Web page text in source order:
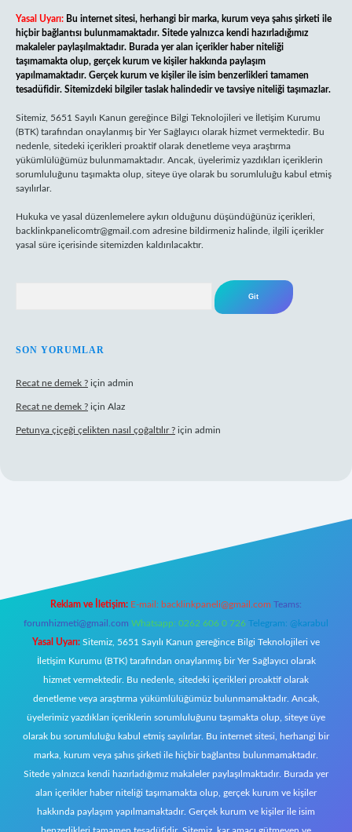
Yasal Uyarı: Bu internet sitesi, herhangi bir marka, kurum veya şahıs şirketi ile
hiçbir bağlantısı bulunmamaktadır. Sitede yalnızca kendi hazırladığımız
makaleler paylaşılmaktadır. Burada yer alan içerikler haber niteliği
taşımamakta olup, gerçek kurum ve kişiler hakkında paylaşım
yapılmamaktadır. Gerçek kurum ve kişiler ile isim benzerlikleri tamamen
tesadüfidir. Sitemizdeki bilgiler taslak halindedir ve tavsiye niteliği taşımazlar.
Sitemiz, 5651 Sayılı Kanun gereğince Bilgi Teknolojileri ve İletişim Kurumu
(BTK) tarafından onaylanmış bir Yer Sağlayıcı olarak hizmet vermektedir. Bu
nedenle, sitedeki içerikleri proaktif olarak denetleme veya araştırma
yükümlülüğümüz bulunmamaktadır. Ancak, üyelerimiz yazdıkları içeriklerin
sorumluluğunu taşımakta olup, siteye üye olarak bu sorumluluğu kabul etmiş
sayılırlar.
Hukuka ve yasal düzenlemelere aykırı olduğunu düşündüğünüz içerikleri,
backlinkpanelicomtr@gmail.com adresine bildirmeniz halinde, ilgili içerikler
yasal süre içerisinde sitemizden kaldırılacaktır.
SON YORUMLAR
Recat ne demek ? için admin
Recat ne demek ? için Alaz
Petunya çiçeği çelikten nasıl çoğaltılır ? için admin
Reklam ve İletişim: E-mail: backlinkpaneli@gmail.com Teams:
forumhizmeti@gmail.com Whatsapp: 0262 606 0 726 Telegram: @karabul
Yasal Uyarı: Sitemiz, 5651 Sayılı Kanun gereğince Bilgi Teknolojileri ve
İletişim Kurumu (BTK) tarafından onaylanmış bir Yer Sağlayıcı olarak
hizmet vermektedir. Bu nedenle, sitedeki içerikleri proaktif olarak
denetleme veya araştırma yükümlülüğümüz bulunmamaktadır. Ancak,
üyelerimiz yazdıkları içeriklerin sorumluluğunu taşımakta olup, siteye üye
olarak bu sorumluluğu kabul etmiş sayılırlar. Bu internet sitesi, herhangi bir
marka, kurum veya şahıs şirketi ile hiçbir bağlantısı bulunmamaktadır.
Sitede yalnızca kendi hazırladığımız makaleler paylaşılmaktadır. Burada yer
alan içerikler haber niteliği taşımamakta olup, gerçek kurum ve kişiler
hakkında paylaşım yapılmamaktadır. Gerçek kurum ve kişiler ile isim